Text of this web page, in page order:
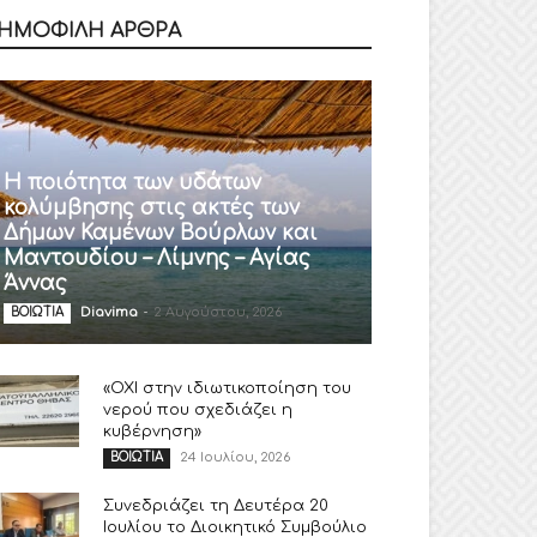
ΑΡΘΡΑ
Η ποιότητα των υδάτων
κολύμβησης στις ακτές των
Δήμων Καμένων Βούρλων και
Μαντουδίου – Λίμνης – Αγίας
Άννας
ΒΟΙΩΤΙΑ Diavima - 2 Αυγούστου, 2026
«ΟΧΙ στην ιδιωτικοποίηση του
νερού που σχεδιάζει η
κυβέρνηση»
ΒΟΙΩΤΙΑ 24 Ιουλίου, 2026
Συνεδριάζει τη Δευτέρα 20
Ιουλίου το Διοικητικό Συμβούλιο